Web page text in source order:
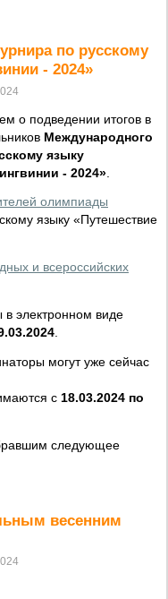
по русскому
- 2024»
о подведении итогов в
Международного
языку
- 2024»
олимпиады
языку «Путешествие
и всероссийских
электронном виде
.
могут уже сейчас
с 18.03.2024 по
следующее
весенним